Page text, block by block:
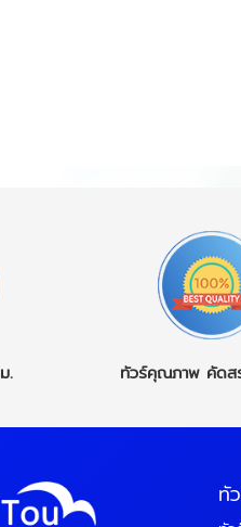
. ทัวร์คุณภาพ คัด
ทั